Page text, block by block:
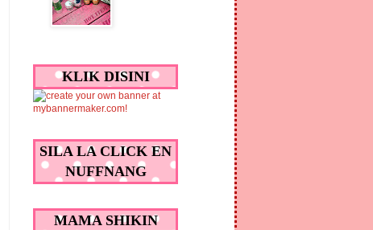
KLIK DISINI
SILA LA CLICK EN
NUFFNANG
MAMA SHIKIN